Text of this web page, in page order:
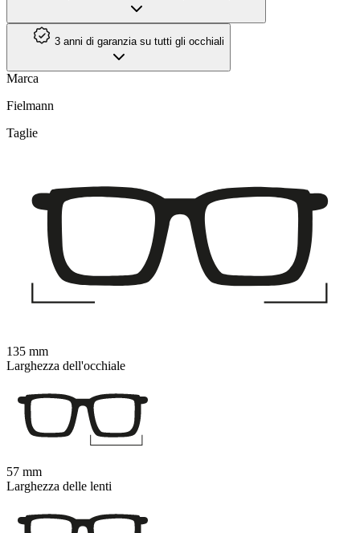
3 anni di garanzia su tutti gli occhiali
Marca
Fielmann
Taglie
135 mm
Larghezza dell'occhiale
57 mm
Larghezza delle lenti